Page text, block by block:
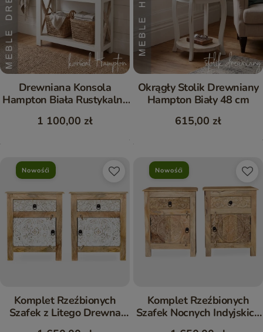
Drewniana Konsola
Hampton Biała Rustykalny
1 100,00 zł
Okrągły Stolik Drewniany
Hampton Biały 48 cm
615,00 zł
Komplet Rzeźbionych
Szafek z Litego Drewna
Nowośći
Komplet Rzeźbionych
Szafek Nocnych Indyjskich
Nowośći